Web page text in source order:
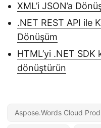
XML’i JSON’a
.NET REST API ile
Dönüşüm
HTML’yi .NET SDK
dönüştürün
Aspose.Words Cloud